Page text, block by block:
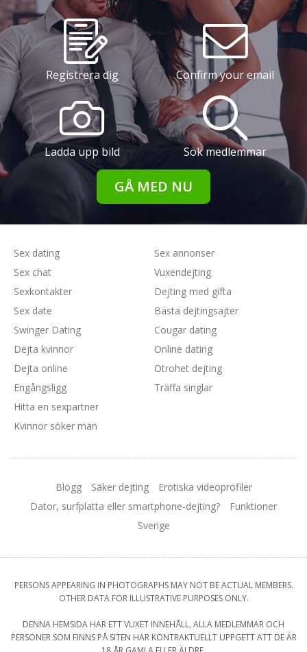
Registrera dig Confirm your email
Ladda upp bild Sök medlemmar
GÅ MED NU
Sex dating
Sex chat
Sexkontakter
Sex date
Swinger Dating
Sex annonser
Vuxendejting
Dejting med gifta
Bästa dejtingsajter
Cougar dating
Dejta kvinnor
Dejta online
Engångsligg
Hitta en sexpartner
Kvinnor söker män
Online dating
Otrohet dejting
Träffa singlar
Blogg Säker dejting
Erotiska videoprofiler
Dator, surfplatta eller smartphone-dejting?
Funktioner
Sverige
PERSONS APPEARING IN PHOTOGRAPHS MAY NOT BE ACTUAL MEMBERS.
OTHER DATA FOR ILLUSTRATIVE PURPOSES ONLY.
DENNA HEMSIDA HAR ETT VUXET INNEHÅLL, ALLA MEDLEMMAR OCH
PERSONER SOM FINNS PÅ SITEN HAR KONTRAKTUELLT UPPGETT ATT DE ÄR